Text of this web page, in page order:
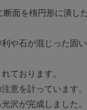
面を楕円形に潰した
や石が混じった固
ております。
意を計っています。
沢が完成しました